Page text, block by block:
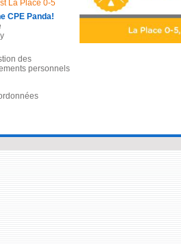
La Place 0-5
CPE Panda!
des
personnels